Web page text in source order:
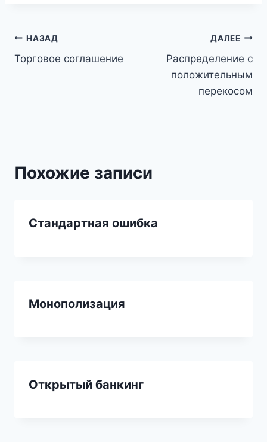
Навигация
по
НАЗАД
Торговое соглашение
ДАЛЕЕ
Распределение с
положительным
перекосом
Похожие записи
Стандартная ошибка
Монополизация
Открытый банкинг